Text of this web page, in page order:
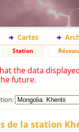
Cartes
Station Réseau
the data
future.
de la station